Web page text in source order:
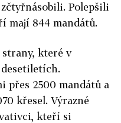
Polepšili
mají 844 mandátů.
které v
přes 2500 mandátů a
křesel. Výrazné
kteří si